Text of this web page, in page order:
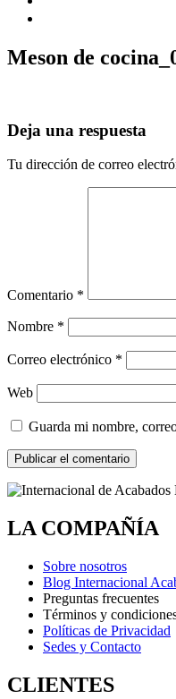
Meson de
Deja una respuesta
Tu dirección de correo
Comentario *
Nombre *
Correo electrónico *
Web
Guarda mi nombre,
LA COMPAÑÍA
Sobre nosotros
Blog Internacional
Preguntas frecuentes
Términos y
Políticas de Privacidad
Sedes y Contacto
CLIENTES